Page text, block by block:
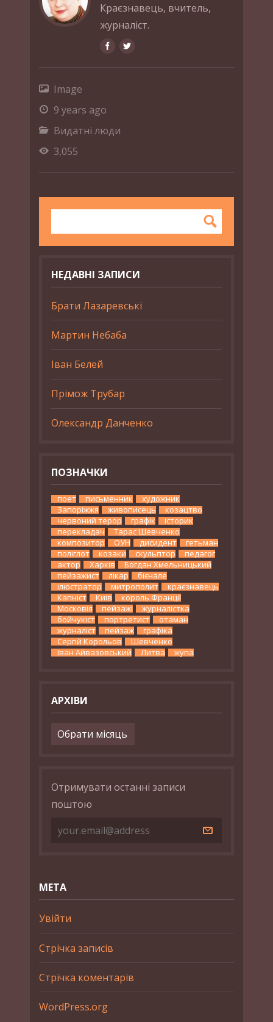
Краєзнавець, вчитель,
журналіст.
Image
9 years ago
Видатні люди
3,055
НЕДАВНІ ЗАПИСИ
Брати Лазаревські
Мартин Небаба
Іван Белей
Прімож Трубар
Олександр Данченко
ПОЗНАЧКИ
поет письменник
художник
Запоріжжя
живописець
козацтво
червоний терор
графік
історик
перекладач
Тарас Шевченко
композитор
ОУН дисидент
гетьман
поліглот
козаки скульптор
педагог
актор
Харків
Богдан Хмельницький
пейзажист
лікар
бієнале
ілюстратор
митрополит
краєзнавець
Капніст
Київ
король Франції
Московія
пейзажі
журналістка
бойчукіст
портретист
отаман
журналіст
пейзаж
графіка
Сергій Корольов
Шевченко
Іван Айвазовський
Литва жупа
АРХІВИ
Архіви
Отримувати останні записи
поштою
МЕТА
Увійти
Стрічка записів
Стрічка коментарів
WordPress.org